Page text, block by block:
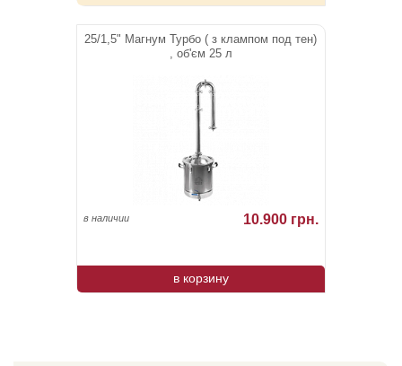
25/1,5" Магнум Турбо ( з клампом под тен)
, об'єм 25 л
в наличии 10.900 грн.
в корзину